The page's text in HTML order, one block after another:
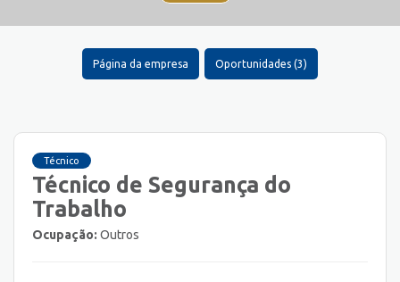
Página da empresa Oportunidades (3)
Técnico
Técnico de Segurança do
Trabalho
Ocupação: Outros